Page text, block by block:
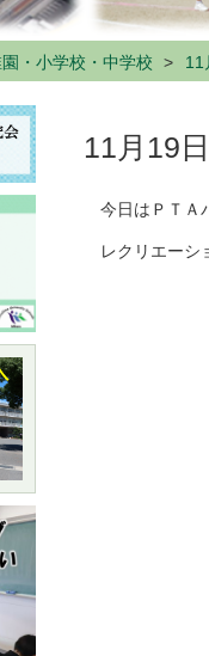
・小学校・中学校
11月19
今日はＰＴＡ
レクリエーシ